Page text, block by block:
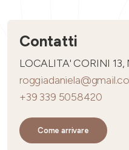
Contatti
LOCALITA' CORINI
+39 339 5058420
Come arrivare